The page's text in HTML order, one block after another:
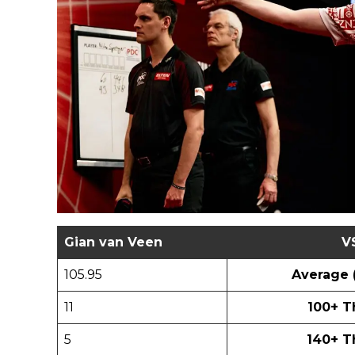
Gian van Veen
105.95 Average
11 100+
5 140+